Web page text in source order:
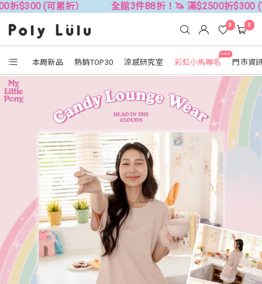
累折） 全館3件88折！🦄 滿$2500折$300 (可累折）
本周新品 熱銷TOP30 涼感研究室
NEW
彩虹小馬聯名 門市資
0 0